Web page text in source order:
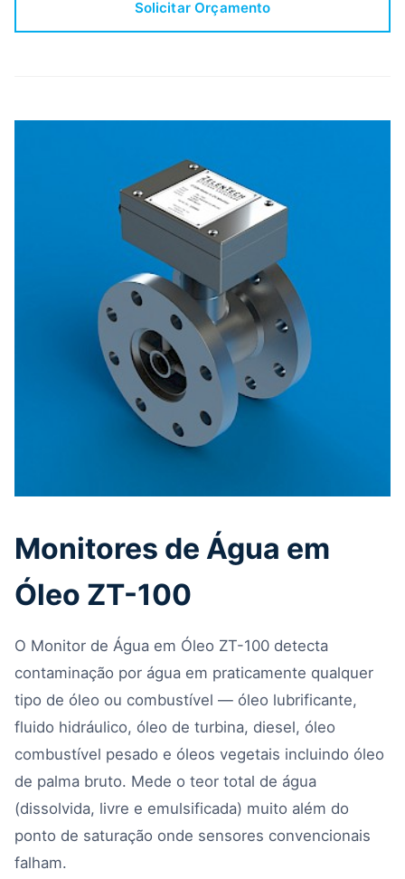
Solicitar Orçamento
Monitores de Água em
Óleo ZT-100
O Monitor de Água em Óleo ZT-100 detecta
contaminação por água em praticamente qualquer
tipo de óleo ou combustível — óleo lubrificante,
fluido hidráulico, óleo de turbina, diesel, óleo
combustível pesado e óleos vegetais incluindo óleo
de palma bruto. Mede o teor total de água
(dissolvida, livre e emulsificada) muito além do
ponto de saturação onde sensores convencionais
falham.